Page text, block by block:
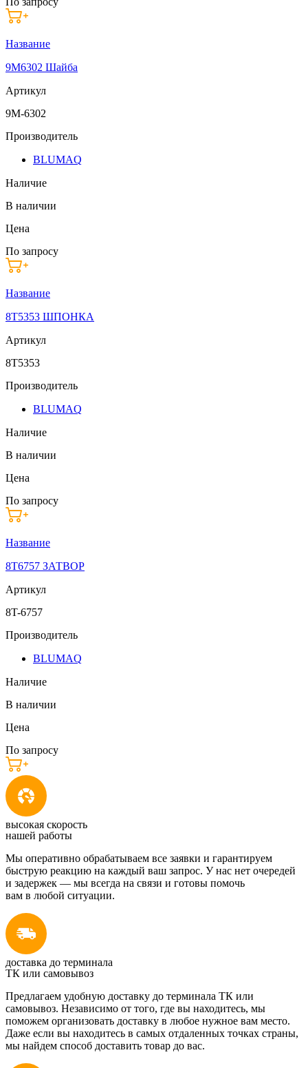
Название
9M6302 Шайба
Артикул
9M-6302
Производитель
BLUMAQ
Наличие
В наличии
Цена
По запросу
Название
8T5353 ШПОНКА
Артикул
8T5353
Производитель
BLUMAQ
Наличие
В наличии
Цена
По запросу
Название
8T6757 ЗАТВОР
Артикул
8T-6757
Производитель
BLUMAQ
Наличие
В наличии
Цена
По запросу
высокая скорость
нашей работы
Мы оперативно обрабатываем все заявки и гарантируем
быструю реакцию на каждый ваш запрос. У нас нет очередей
и задержек — мы всегда на связи и готовы помочь
вам в любой ситуации.
доставка до терминала
ТК или самовывоз
Предлагаем удобную доставку до терминала ТК или
самовывоз. Независимо от того, где вы находитесь, мы
поможем организовать доставку в любое нужное вам место.
Даже если вы находитесь в самых отдаленных точках страны,
мы найдем способ доставить товар до вас.